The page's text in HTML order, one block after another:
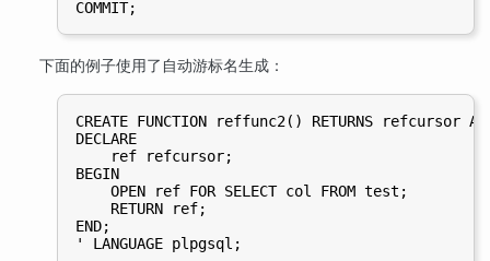
下面的例子使用了自动游标名生成：
CREATE FUNCTION reffunc2() RETURNS refcursor
DECLARE
    ref refcursor;
BEGIN
    OPEN ref FOR SELECT col FROM test;
    RETURN ref;
END;
' LANGUAGE plpgsql;